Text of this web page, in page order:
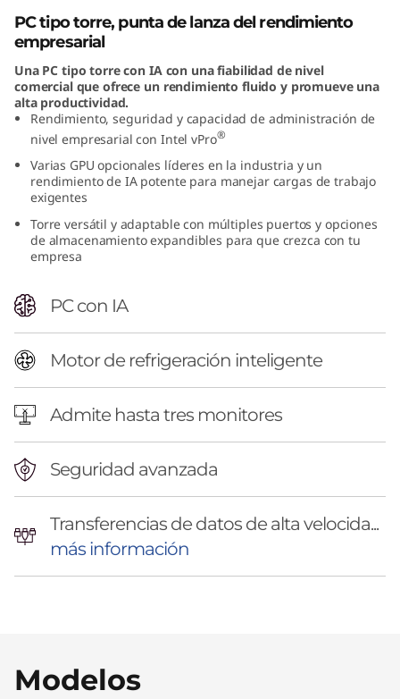
n
e
T
w
e
PC tipo torre, punta de lanza del rendimiento
empresarial
Una PC tipo torre con IA con una fiabilidad de nivel
comercial que ofrece un rendimiento fluido y promueve una
alta productividad.
Rendimiento, seguridad y capacidad de administración de
nivel empresarial con Intel vPro®
Varias GPU opcionales líderes en la industria y un
rendimiento de IA potente para manejar cargas de trabajo
exigentes
Torre versátil y adaptable con múltiples puertos y opciones
de almacenamiento expandibles para que crezca con tu
empresa
PC con IA
Motor de refrigeración inteligente
Admite hasta tres monitores
Seguridad avanzada
Transferencias de datos de alta velocida...
más información
Modelos